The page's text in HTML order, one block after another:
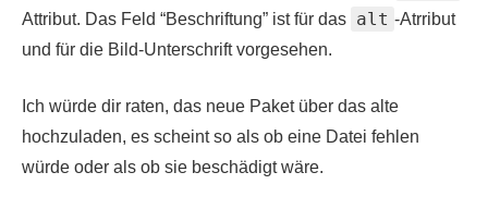
Attribut. Das Feld “Beschriftung” ist für das alt -Atrribut
und für die Bild-Unterschrift vorgesehen.
Ich würde dir raten, das neue Paket über das alte
hochzuladen, es scheint so als ob eine Datei fehlen
würde oder als ob sie beschädigt wäre.